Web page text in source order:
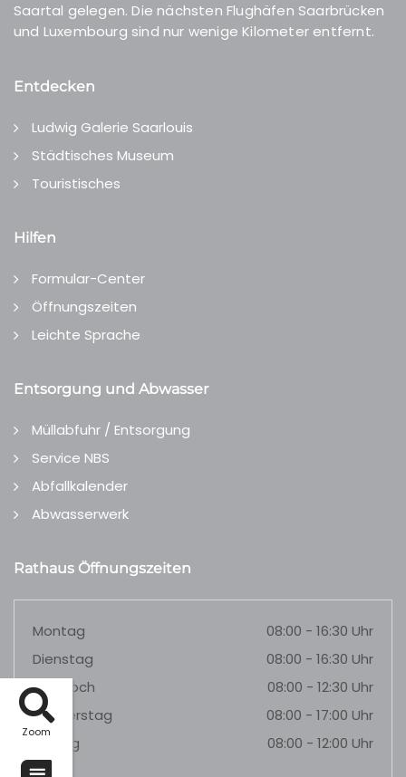
Zoom
Saartal gelegen. Die nächsten Flughäfen Saarbrücken
und Luxembourg sind nur wenige Kilometer entfernt.
Entdecken
Ludwig Galerie Saarlouis
Städtisches Museum
Touristisches
Hilfen
Formular-Center
Öffnungszeiten
Leichte Sprache
Entsorgung und Abwasser
Müllabfuhr / Entsorgung
Service NBS
Abfallkalender
Abwasserwerk
Rathaus Öffnungszeiten
Montag
08:00 - 16:30 Uhr
Dienstag
08:00 - 16:30 Uhr
Mittwoch
08:00 - 12:30 Uhr
Donnerstag
08:00 - 17:00 Uhr
Freitag
08:00 - 12:00 Uhr